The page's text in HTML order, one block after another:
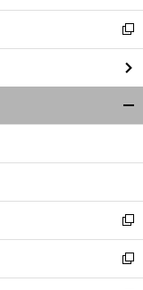
開
く
新
し
い
ウ
ィ
ン
ウ
開
く
新
し
い
ウ
新
し